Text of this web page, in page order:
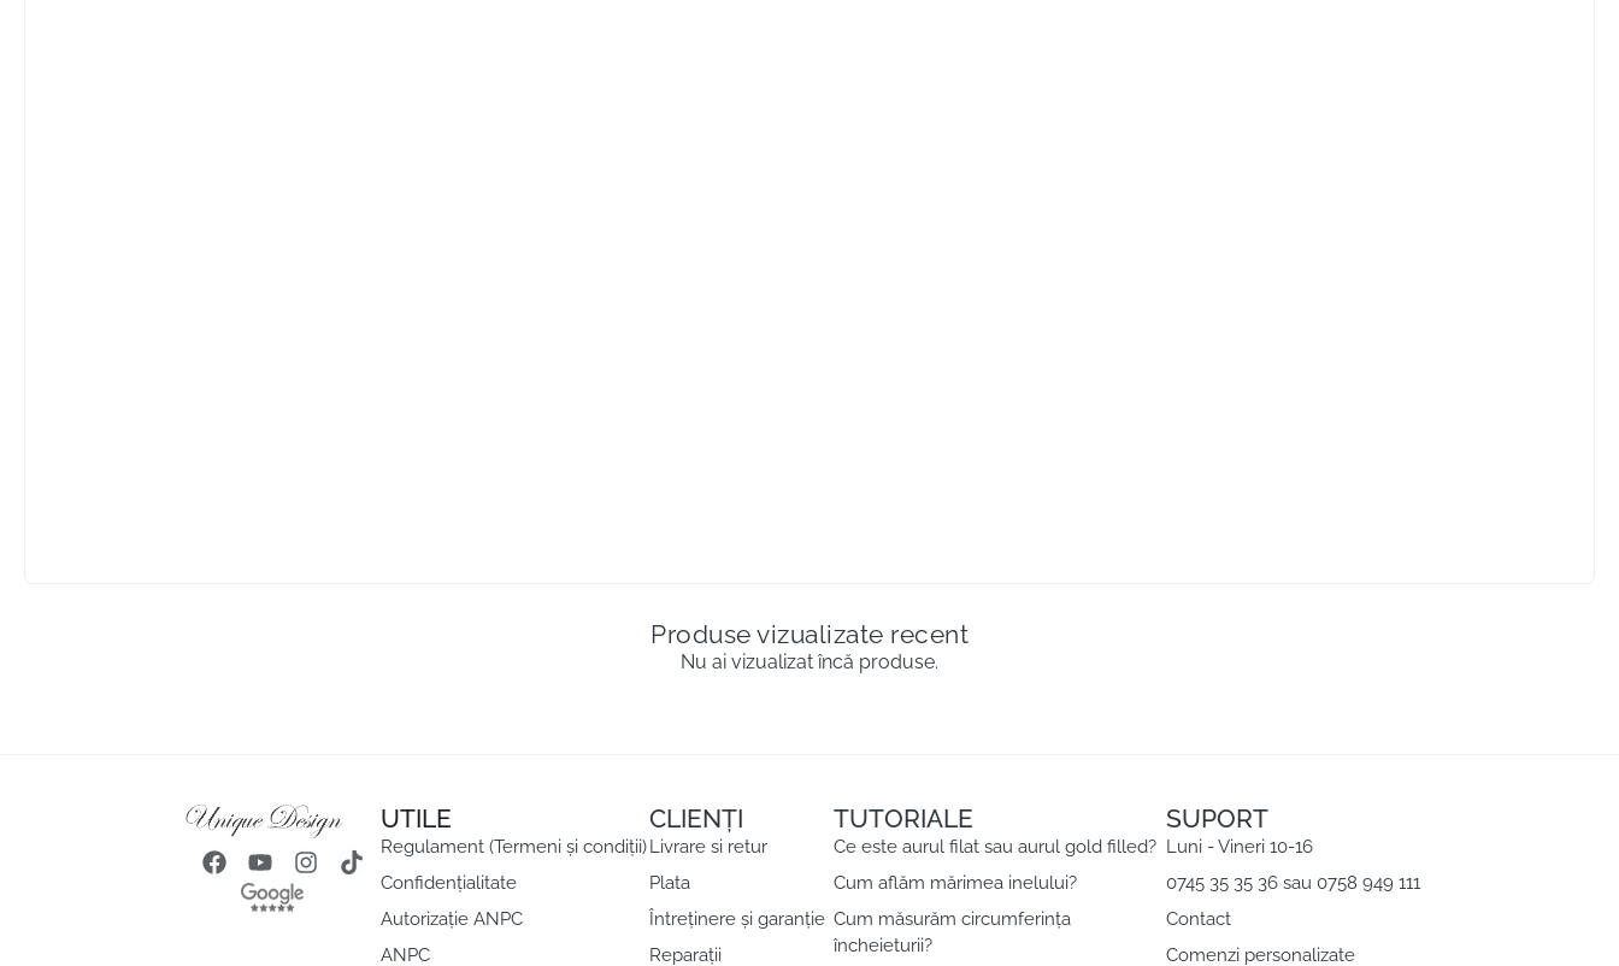
Produse vizualizate recent
Nu ai vizualizat încă produse.
UTILE
Regulament (Termeni și condiții)
Confidențialitate
Autorizație ANPC
ANPC
CLIENȚI
Livrare si retur
Plata
Întreținere și garanție
Reparații
TUTORIALE
Ce este aurul filat sau aurul gold filled?
Cum aflăm mărimea inelului?
Cum măsurăm circumferința
încheieturii?
SUPORT
Luni - Vineri 10-16
0745 35 35 36 sau 0758 949 111
Contact
Comenzi personalizate